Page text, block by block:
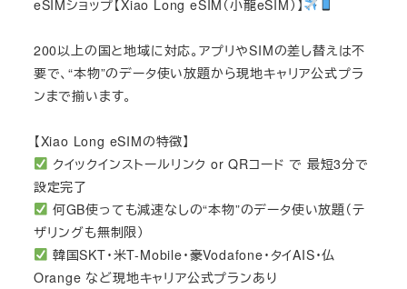
eSIMショップ【Xiao Long eSIM（小龍eSIM）】
200以上の国と地域に対応。アプリやSIMの差し替えは不
要で、“本物”のデータ使い放題から現地キャリア公式プラ
ンまで揃います。
【Xiao Long eSIMの特徴】
クイックインストールリンク or QRコード で 最短3分で
設定完了
何GB使っても減速なしの“本物”のデータ使い放題（テ
ザリングも無制限）
韓国SKT・米T-Mobile・豪Vodafone・タイAIS・仏
Orange など現地キャリア公式プランあり